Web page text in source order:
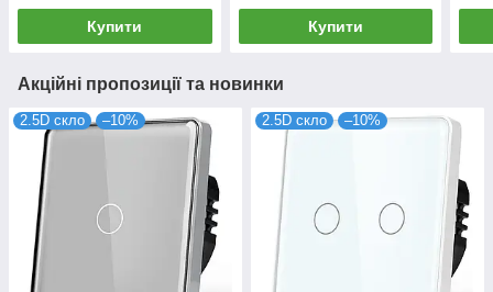
Купити Купити
Акційні пропозиції та новинки
2.5D скло –10% 2.5D скло –10%